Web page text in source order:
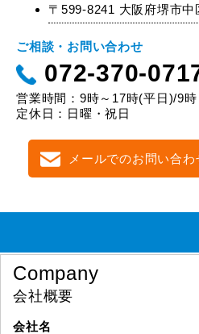
〒599-8241 大阪府堺市中
ご相談・お問い合わせ
072-370-
営業時間：9時～17時(平日)/9
定休日：日曜・祝日
メールでのお問い合わ
Company
会社概要
会社名